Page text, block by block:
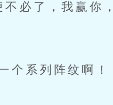
必了，我赢你
系列阵纹啊！